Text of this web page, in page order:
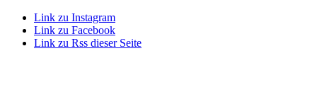
Link zu Instagram
Link zu Facebook
Link zu Rss dieser Seite